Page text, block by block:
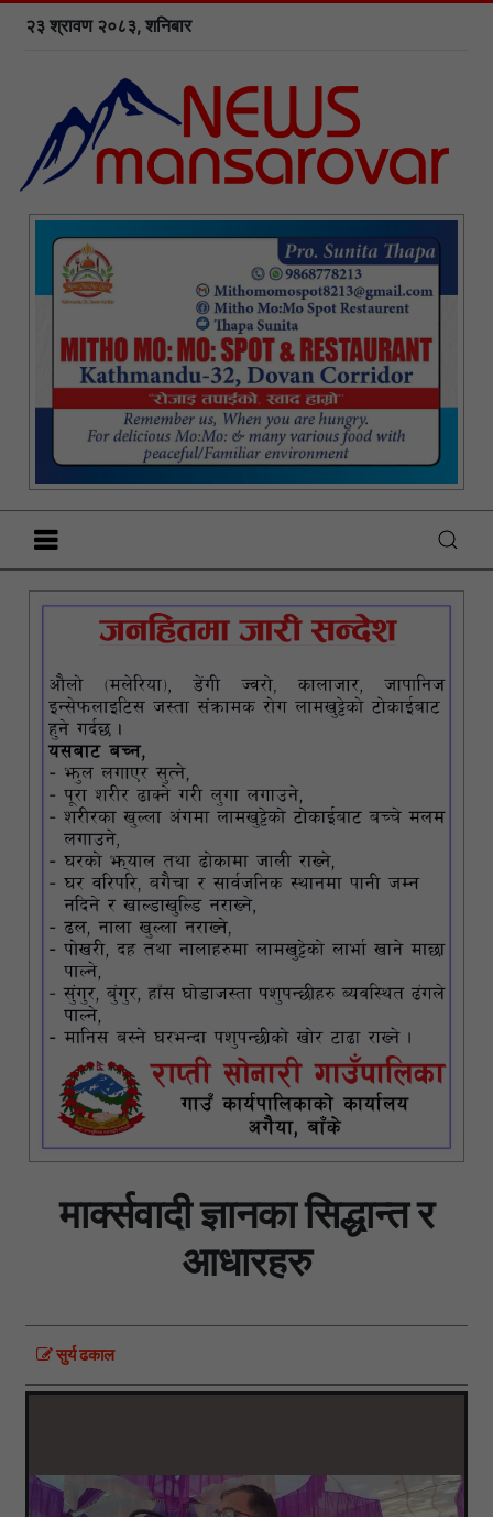
२३ श्रावण २०८३, शनिबार
मार्क्सवादी ज्ञानका सिद्धान्त र
आधारहरु
सुर्य ढकाल